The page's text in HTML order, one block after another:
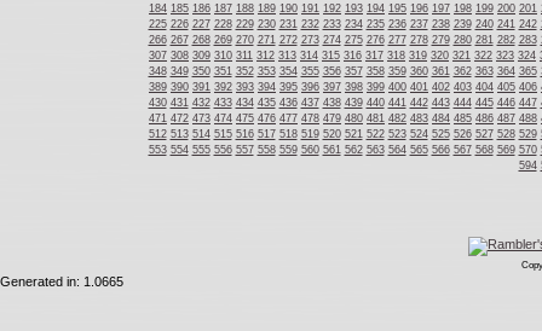
184 185 186 187 188 189 190 191 192 193 194 195 196 197 198 199 200 201
225 226 227 228 229 230 231 232 233 234 235 236 237 238 239 240 241 242
266 267 268 269 270 271 272 273 274 275 276 277 278 279 280 281 282 283
307 308 309 310 311 312 313 314 315 316 317 318 319 320 321 322 323 324
348 349 350 351 352 353 354 355 356 357 358 359 360 361 362 363 364 365
389 390 391 392 393 394 395 396 397 398 399 400 401 402 403 404 405 406
430 431 432 433 434 435 436 437 438 439 440 441 442 443 444 445 446 447
471 472 473 474 475 476 477 478 479 480 481 482 483 484 485 486 487 488
512 513 514 515 516 517 518 519 520 521 522 523 524 525 526 527 528 529
553 554 555 556 557 558 559 560 561 562 563 564 565 566 567 568 569 570
594
Generated in: 1.0665